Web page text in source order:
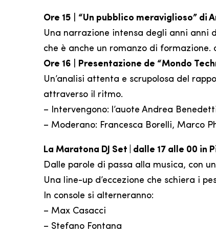
Ore 15 “Un pubblico meraviglioso” di
Una narrazione intensa degli anni anni
che è anche un romanzo di
Ore 16
Presentazione de “Mondo
Un’analisi attenta e scrupolosa del
attraverso il ritmo.
– Intervengono: l’auote Andrea
– Moderano: Francesca Borelli, Marco
La Maratona DJ Set | dalle 17 alle 00 in
Dalle parole di passa alla musica, con
Una line-up d’eccezione che schiera i
In console si alterneranno:
– Max Casacci
– Stefano Fontana